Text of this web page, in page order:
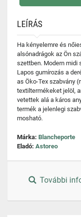
LEÍRÁS
Ha kényelemre és
alsónadrágok az Ön
szettben. Modern midi
Lapos gumírozás a
as Öko-Tex szabvány
textiltermékeket jelöl,
vetettek alá a káros
termék a jelenlegi
mosható.
Márka: Blancheporte
Eladó: Astoreo
További